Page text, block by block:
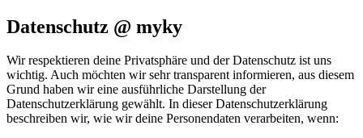
Datenschutz @ myky
Wir respektieren deine Privatsphäre und der Datenschutz ist uns
wichtig. Auch möchten wir sehr transparent informieren, aus diesem
Grund haben wir eine ausführliche Darstellung der
Datenschutzerklärung gewählt. In dieser Datenschutzerklärung
beschreiben wir, wie wir deine Personendaten verarbeiten, wenn: